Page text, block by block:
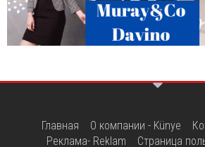
Главная О компании - Künye
Реклама- Reklam
Страница